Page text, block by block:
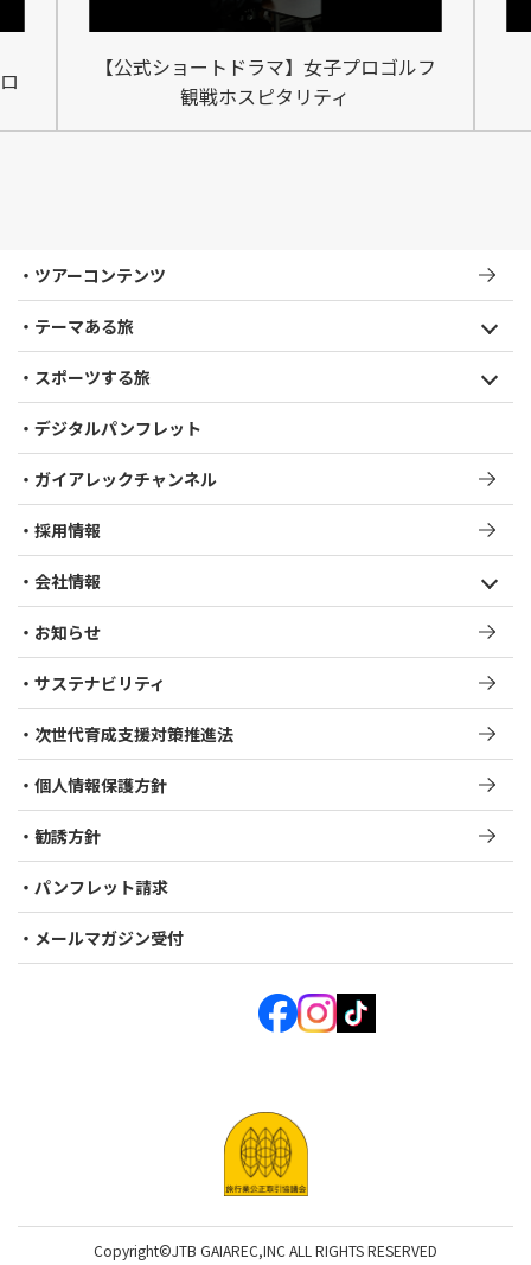
【公式ショートドラマ】女子プロゴルフ
観戦ホスピタリティ
ツアーコンテンツ
テーマある旅
デジタルパンフレット
スポーツする旅
ガイアレックチャンネル
採用情報
会社情報
お知らせ
サステナビリティ
次世代育成支援対策推進法​
個人情報保護方針
勧誘方針
パンフレット請求
メールマガジン受付
Copyright©JTB GAIAREC,INC ALL RIGHTS RESERVED